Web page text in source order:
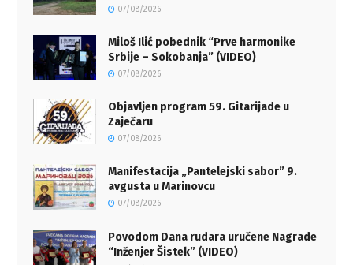
07/08/2026
Miloš Ilić pobednik “Prve harmonike
Srbije – Sokobanja” (VIDEO)
07/08/2026
Objavljen program 59. Gitarijade u
Zaječaru
07/08/2026
Manifestacija „Pantelejski sabor” 9.
avgusta u Marinovcu
07/08/2026
Povodom Dana rudara uručene Nagrade
“Inženjer Šistek” (VIDEO)